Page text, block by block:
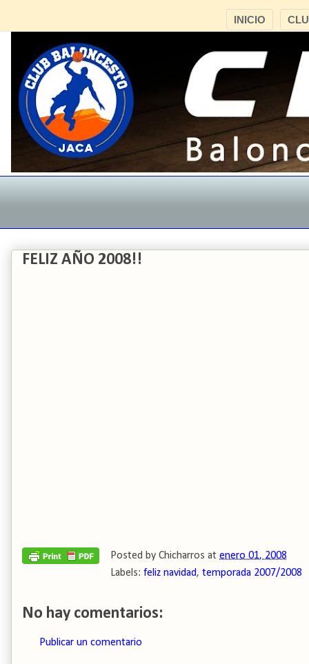
INICIO
FELIZ AÑO 2008!!
Posted by Chicharros at enero 01, 2008
Labels: feliz navidad, temporada 2007/2008
No hay comentarios:
Publicar un comentario